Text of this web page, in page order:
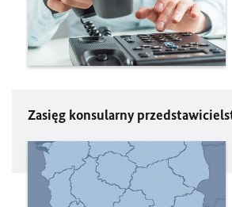
Zasięg konsularny